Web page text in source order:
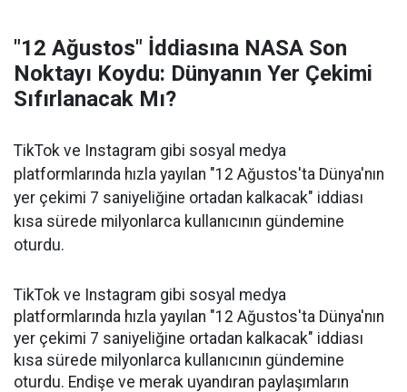
"12 Ağustos" İddiasına NASA Son
Noktayı Koydu: Dünyanın Yer Çekimi
Sıfırlanacak Mı?
TikTok ve Instagram gibi sosyal medya
platformlarında hızla yayılan "12 Ağustos'ta Dünya'nın
yer çekimi 7 saniyeliğine ortadan kalkacak" iddiası
kısa sürede milyonlarca kullanıcının gündemine
oturdu.
TikTok ve Instagram gibi sosyal medya
platformlarında hızla yayılan "12 Ağustos'ta Dünya'nın
yer çekimi 7 saniyeliğine ortadan kalkacak" iddiası
kısa sürede milyonlarca kullanıcının gündemine
oturdu. Endişe ve merak uyandıran paylaşımların